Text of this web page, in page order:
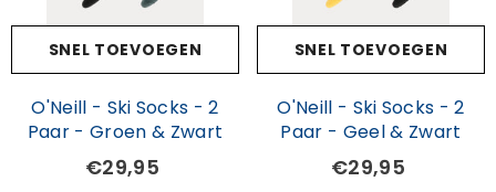
SNEL TOEVOEGEN
O'Neill - Ski Socks - 2
Paar - Groen & Zwart
€29,95
SNEL TOEVOEGEN
O'Neill - Ski Socks - 2
Paar - Geel & Zwart
€29,95